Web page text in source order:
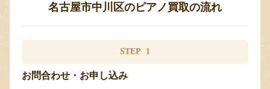
名古屋市中川区のピアノ買取の流れ
STEP 1
お問合わせ・お申し込み